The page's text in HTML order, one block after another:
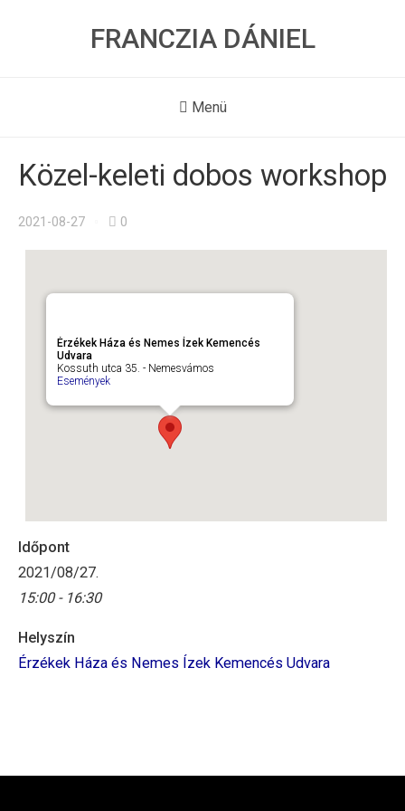
FRANCZIA DÁNIEL
Menü
Közel-keleti dobos workshop
2021-08-27 0
Érzékek Háza és Nemes Ízek Kemencés
Udvara
Kossuth utca 35. - Nemesvámos
Események
Időpont
2021/08/27.
15:00 - 16:30
Helyszín
Érzékek Háza és Nemes Ízek Kemencés Udvara